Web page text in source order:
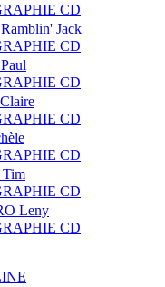
CD
Jack
CD
CD
CD
CD
CD
Leny
CD